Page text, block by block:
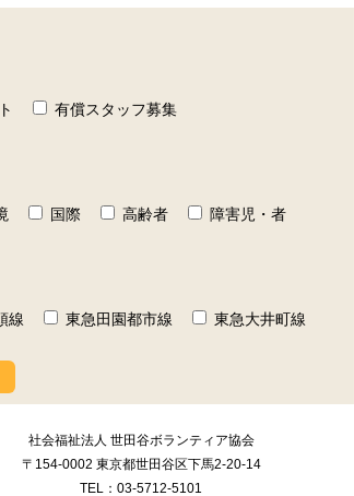
有償スタッフ募集
国際 高齢者
障害児・者
線 東急田園都市線
東急大井町線
社会福祉法人 世田谷ボランティア協会
〒154-0002 東京都世田谷区下馬2-20-14
TEL：03-5712-5101